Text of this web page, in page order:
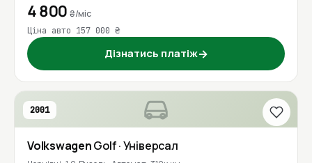
4 800₴/міс
Ціна авто 157 000 ₴
Дізнатись платіж→
2001
VolkswagenGolf· Універсал